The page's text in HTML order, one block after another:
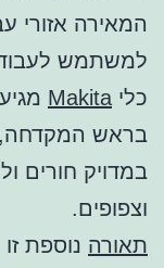
המאירה אזורי
למשתמש לעבוד
כלי Makita
בראש
במדויק חורים
וצפופים.
תאורה נוספת